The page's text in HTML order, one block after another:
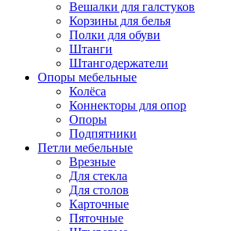
Вешалки для галстуков
Корзины для белья
Полки для обуви
Штанги
Штангодержатели
Опоры мебельные
Колёса
Коннекторы для опор
Опоры
Подпятники
Петли мебельные
Врезные
Для стекла
Для столов
Карточные
Пяточные